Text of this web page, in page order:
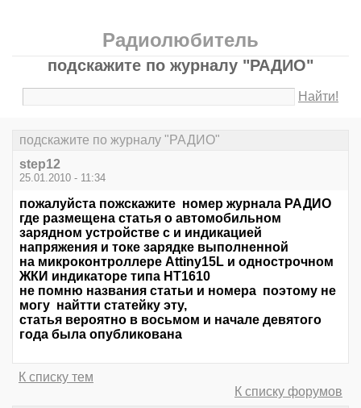
Радиолюбитель
подскажите по журналу "РАДИО"
Найти!
подскажите по журналу "РАДИО"
step12
25.01.2010 - 11:34
пожалуйста пожскажите номер журнала РАДИО
где размещена статья о автомобильном
зарядном устройстве c и индикацией
напряжения и токе зарядке выполненной
на микроконтроллере Attiny15L и однострочном
ЖКИ индикаторе типа HT1610
не помню названия статьи и номера поэтому не
могу найтти статейку эту,
статья вероятно в восьмом и начале девятого
года была опубликована
К списку тем
К списку форумов